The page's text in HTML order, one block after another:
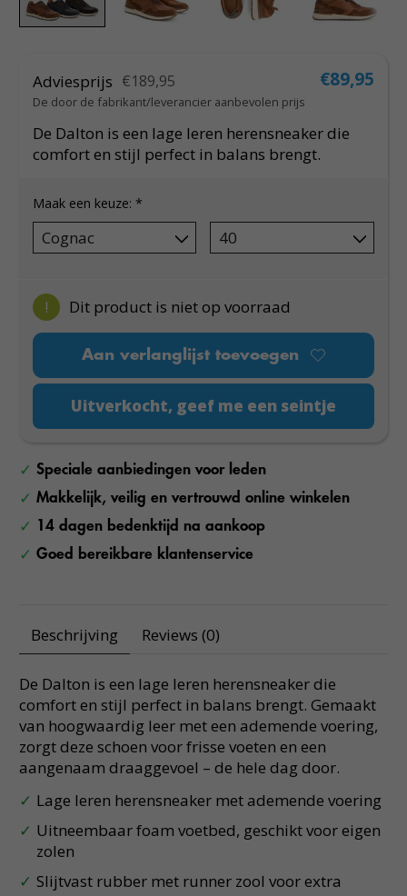
Adviesprijs €189,95
De door de fabrikant/leverancier aanbevolen prijs
€89,95
De Dalton is een lage leren herensneaker die
comfort en stijl perfect in balans brengt.
Maak een keuze:*
! Dit product is niet op voorraad
Aan verlanglijst toevoegen
Uitverkocht, geef me een seintje
Speciale aanbiedingen voor leden
Makkelijk, veilig en vertrouwd online winkelen
14 dagen bedenktijd na aankoop
Goed bereikbare klantenservice
Beschrijving Reviews (0)
De Dalton is een lage leren herensneaker die
comfort en stijl perfect in balans brengt. Gemaakt
van hoogwaardig leer met een ademende voering,
zorgt deze schoen voor frisse voeten en een
aangenaam draaggevoel – de hele dag door.
Lage leren herensneaker met ademende voering
Uitneembaar foam voetbed, geschikt voor eigen
zolen
Slijtvast rubber met runner zool voor extra